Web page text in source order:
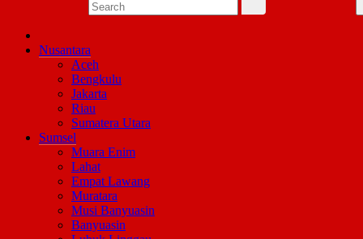
Nusantara
Aceh
Bengkulu
Jakarta
Riau
Sumatera Utara
Sumsel
Muara Enim
Lahat
Empat Lawang
Muratara
Musi Banyuasin
Banyuasin